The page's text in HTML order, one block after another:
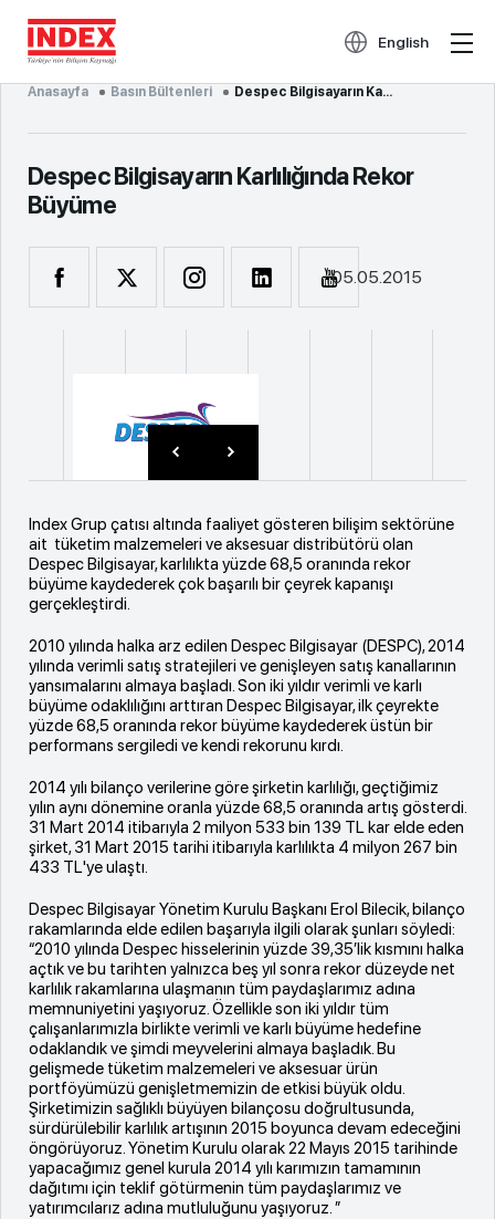
English
Anasayfa Basın Bültenleri Despec Bilgisayarın Ka...
Despec Bilgisayarın Karlılığında Rekor
Büyüme
05.05.2015
Index Grup çatısı altında faaliyet gösteren bilişim sektörüne
ait tüketim malzemeleri ve aksesuar distribütörü olan
Despec Bilgisayar, karlılıkta yüzde 68,5 oranında rekor
büyüme kaydederek çok başarılı bir çeyrek kapanışı
gerçekleştirdi.
2010 yılında halka arz edilen Despec Bilgisayar (DESPC), 2014
yılında verimli satış stratejileri ve genişleyen satış kanallarının
yansımalarını almaya başladı. Son iki yıldır verimli ve karlı
büyüme odaklılığını arttıran Despec Bilgisayar, ilk çeyrekte
yüzde 68,5 oranında rekor büyüme kaydederek üstün bir
performans sergiledi ve kendi rekorunu kırdı.
2014 yılı bilanço verilerine göre şirketin karlılığı, geçtiğimiz
yılın aynı dönemine oranla yüzde 68,5 oranında artış gösterdi.
31 Mart 2014 itibarıyla 2 milyon 533 bin 139 TL kar elde eden
şirket, 31 Mart 2015 tarihi itibarıyla karlılıkta 4 milyon 267 bin
433 TL'ye ulaştı.
Despec Bilgisayar Yönetim Kurulu Başkanı Erol Bilecik, bilanço
rakamlarında elde edilen başarıyla ilgili olarak şunları söyledi:
“2010 yılında Despec hisselerinin yüzde 39,35’lik kısmını halka
açtık ve bu tarihten yalnızca beş yıl sonra rekor düzeyde net
karlılık rakamlarına ulaşmanın tüm paydaşlarımız adına
memnuniyetini yaşıyoruz. Özellikle son iki yıldır tüm
çalışanlarımızla birlikte verimli ve karlı büyüme hedefine
odaklandık ve şimdi meyvelerini almaya başladık. Bu
gelişmede tüketim malzemeleri ve aksesuar ürün
portföyümüzü genişletmemizin de etkisi büyük oldu.
Şirketimizin sağlıklı büyüyen bilançosu doğrultusunda,
sürdürülebilir karlılık artışının 2015 boyunca devam edeceğini
öngörüyoruz. Yönetim Kurulu olarak 22 Mayıs 2015 tarihinde
yapacağımız genel kurula 2014 yılı karımızın tamamının
dağıtımı için teklif götürmenin tüm paydaşlarımız ve
yatırımcılarız adına mutluluğunu yaşıyoruz. ”